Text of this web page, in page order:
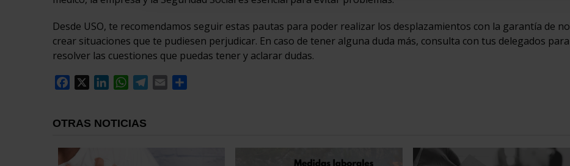
Desde USO, te recomendamos seguir estas pautas para poder realizar los desplazamientos con la garantía de no
crear situaciones que te pudiesen perjudicar. En caso de tener alguna duda más, consulta con tus delegados para
resolver las cuestiones que puedas tener y aclarar dudas.
Facebook
LinkedInWhatsApp
Telegram
Email
OTRAS NOTICIAS